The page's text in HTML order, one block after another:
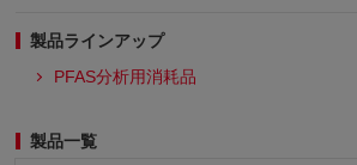
製品ラインアップ
PFAS分析用消耗品
製品一覧